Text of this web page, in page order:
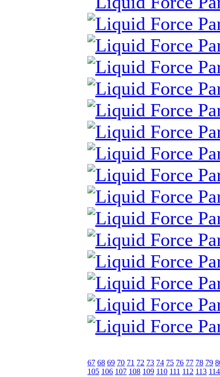
67 68 69 70 71 72 73 74 75 76 77 78 79
105 106 107 108 109 110 111 112 113 114